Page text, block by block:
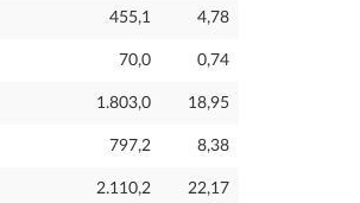
455,1 4,78
70,0 0,74
1.803,0 18,95
797,2 8,38
2.110,2 22,17